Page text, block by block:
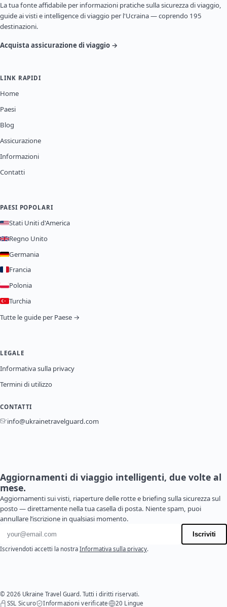
La tua fonte affidabile per informazioni pratiche sulla sicurezza di viaggio,
guide ai visti e intelligence di viaggio per l'Ucraina — coprendo 195
destinazioni.
Acquista assicurazione di viaggio →
LINK RAPIDI
Home
Paesi
Blog
Assicurazione
Informazioni
Contatti
PAESI POPOLARI
Stati Uniti d'America
Regno Unito
Germania
Francia
Polonia
Turchia
Tutte le guide per Paese →
LEGALE
Informativa sulla privacy
Termini di utilizzo
CONTATTI
info@ukrainetravelguard.com
Aggiornamenti di viaggio intelligenti, due volte al
mese.
Aggiornamenti sui visti, riaperture delle rotte e briefing sulla sicurezza sul
posto — direttamente nella tua casella di posta. Niente spam, puoi
annullare l’iscrizione in qualsiasi momento.
Indirizzo email
Iscriviti
Iscrivendoti accetti la nostra Informativa sulla privacy.
© 2026 Ukraine Travel Guard. Tutti i diritti riservati.
SSL Sicuro
Informazioni verificate 20 Lingue